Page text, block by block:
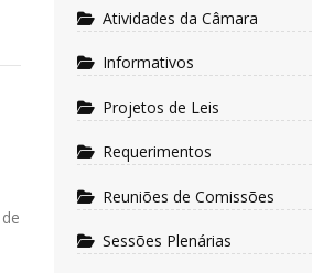
Atividades da Câmara
Informativos
Projetos de Leis
Requerimentos
Reuniões de Comissões
Sessões Plenárias